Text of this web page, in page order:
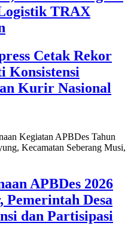
TRAX
Cetak Rekor
Konsistensi
Kurir Nasional
APBDes 2026
Pemerintah Desa
dan Partisipasi